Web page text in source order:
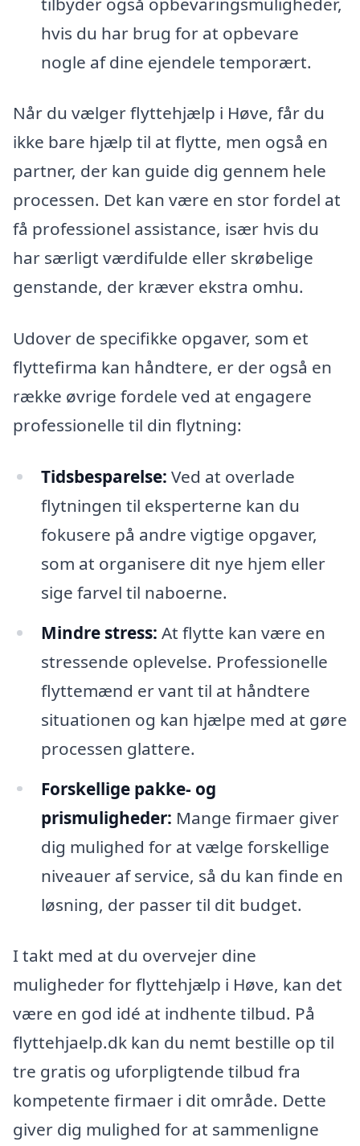
hvis du har brug for at opbevare
nogle af dine ejendele temporært.
Når du vælger flyttehjælp i Høve, får du
ikke bare hjælp til at flytte, men også en
partner, der kan guide dig gennem hele
processen. Det kan være en stor fordel at
få professionel assistance, især hvis du
har særligt værdifulde eller skrøbelige
genstande, der kræver ekstra omhu.
Udover de specifikke opgaver, som et
flyttefirma kan håndtere, er der også en
række øvrige fordele ved at engagere
professionelle til din flytning:
Tidsbesparelse: Ved at overlade
flytningen til eksperterne kan du
fokusere på andre vigtige opgaver,
som at organisere dit nye hjem eller
sige farvel til naboerne.
Mindre stress: At flytte kan være en
stressende oplevelse. Professionelle
flyttemænd er vant til at håndtere
situationen og kan hjælpe med at gøre
processen glattere.
Forskellige pakke- og
prismuligheder: Mange firmaer giver
dig mulighed for at vælge forskellige
niveauer af service, så du kan finde en
løsning, der passer til dit budget.
I takt med at du overvejer dine
muligheder for flyttehjælp i Høve, kan det
være en god idé at indhente tilbud. På
flyttehjaelp.dk kan du nemt bestille op til
tre gratis og uforpligtende tilbud fra
kompetente firmaer i dit område. Dette
giver dig mulighed for at sammenligne